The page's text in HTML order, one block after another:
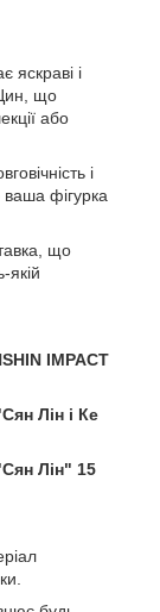
яскраві і
що
або
і
фігурка
що
якій
IMPACT
Лін і Ке
Лін" 15